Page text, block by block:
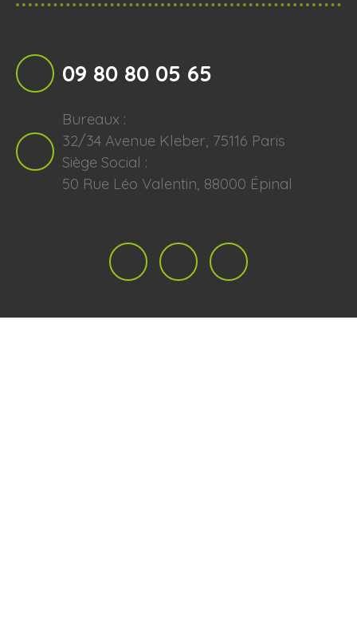
09 80 80 05 65
Bureaux :
32/34 Avenue Kleber, 75116 Paris
Siège Social :
50 Rue Léo Valentin, 88000 Épinal